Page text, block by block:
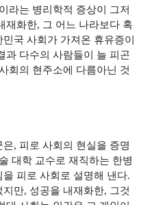
라는 병리학적 증상이 그저
재화한, 그 어느 나라보다 혹
국 사회가 가져온 휴유증이
과 다수의 사람들이 늘 피곤
회의 현주소에 다름아닌 것
, 피로 사회의 현실을 증명
대학 교수로 재직하는 한병
피로 사회로 설명해 낸다.
만, 성공을 내재화한, 그것